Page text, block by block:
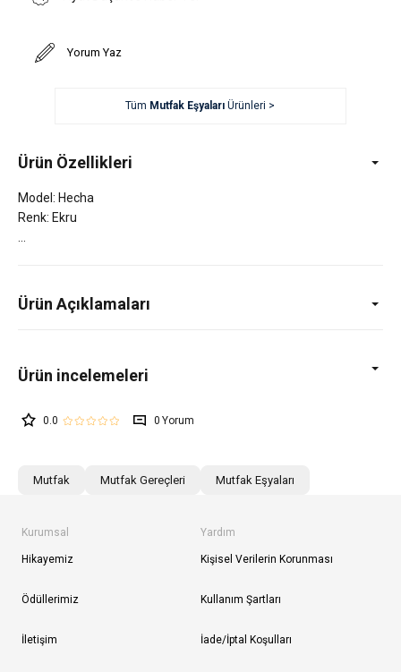
Yorum Yaz
Tüm Mutfak Eşyaları Ürünleri >
Ürün Özellikleri
Model: Hecha
Renk: Ekru
Ürün Açıklamaları
0.0 0
Mutfak Mutfak Gereçleri Mutfak Eşyaları
Kurumsal
Hikayemiz
Ödüllerimiz
İletişim
Yardım
Kişisel Verilerin Korunması
Kullanım Şartları
İade/İptal Koşulları